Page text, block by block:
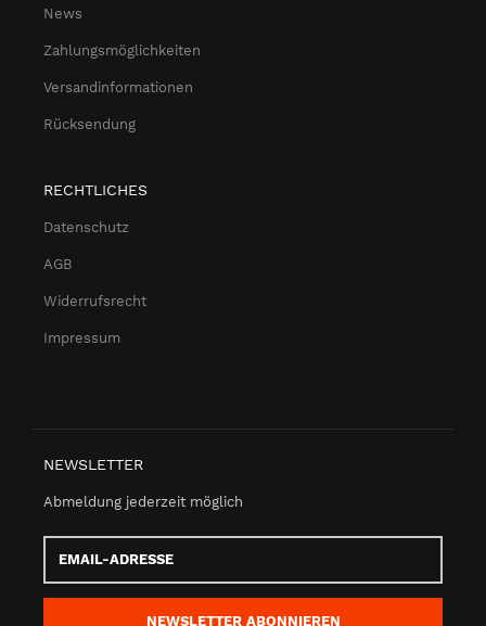
News
Zahlungsmöglichkeiten
Versandinformationen
Rücksendung
RECHTLICHES
Datenschutz
AGB
Widerrufsrecht
Impressum
NEWSLETTER
Abmeldung jederzeit möglich
Email-
Adresse
NEWSLETTER ABONNIEREN